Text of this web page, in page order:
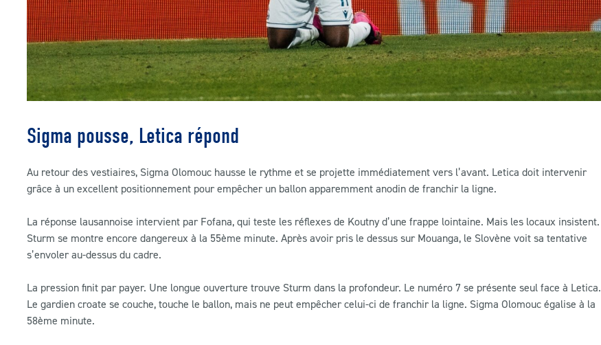
Sigma pousse, Letica répond
Au retour des vestiaires, Sigma Olomouc hausse le rythme et se projette immédiatement vers l’avant. Letica doit intervenir
grâce à un excellent positionnement pour empêcher un ballon apparemment anodin de franchir la ligne.
La réponse lausannoise intervient par Fofana, qui teste les réflexes de Koutny d’une frappe lointaine. Mais les locaux insistent.
Sturm se montre encore dangereux à la 55ème minute. Après avoir pris le dessus sur Mouanga, le Slovène voit sa tentative
s’envoler au-dessus du cadre.
La pression finit par payer. Une longue ouverture trouve Sturm dans la profondeur. Le numéro 7 se présente seul face à Letica.
Le gardien croate se couche, touche le ballon, mais ne peut empêcher celui-ci de franchir la ligne. Sigma Olomouc égalise à la
58ème minute.